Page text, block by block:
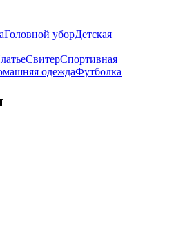
Головной уборДетская
СвитерСпортивная
одеждаФутболка